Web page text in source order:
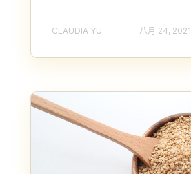
CLAUDIA YU 八月 24, 2021